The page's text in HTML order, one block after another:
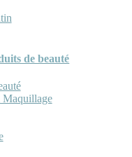
de beauté
Maquillage